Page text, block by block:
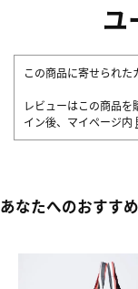
ユ
この商品に寄せられた
レビューはこの商品
イン後、マイページ内
あなたへのおすすめ